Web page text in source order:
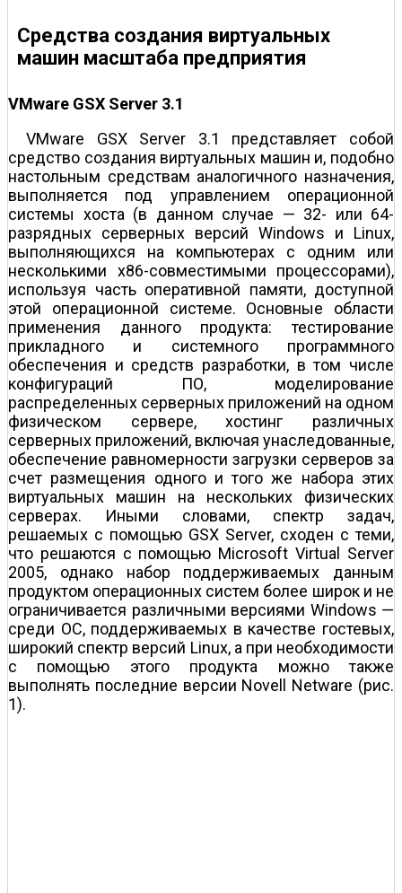
Средства создания виртуальных
машин масштаба предприятия
VMware GSX Server 3.1
VMware GSX Server 3.1 представляет собой
средство создания виртуальных машин и, подобно
настольным средствам аналогичного назначения,
выполняется под управлением операционной
системы хоста (в данном случае — 32- или 64-
разрядных серверных версий Windows и Linux,
выполняющихся на компьютерах с одним или
несколькими x86-совместимыми процессорами),
используя часть оперативной памяти, доступной
этой операционной системе. Основные области
применения данного продукта: тестирование
прикладного и системного программного
обеспечения и средств разработки, в том числе
конфигураций ПО, моделирование
распределенных серверных приложений на одном
физическом сервере, хостинг различных
серверных приложений, включая унаследованные,
обеспечение равномерности загрузки серверов за
счет размещения одного и того же набора этих
виртуальных машин на нескольких физических
серверах. Иными словами, спектр задач,
решаемых с помощью GSX Server, сходен с теми,
что решаются с помощью Microsoft Virtual Server
2005, однако набор поддерживаемых данным
продуктом операционных систем более широк и не
ограничивается различными версиями Windows —
среди ОС, поддерживаемых в качестве гостевых,
широкий спектр версий Linux, а при необходимости
с помощью этого продукта можно также
выполнять последние версии Novell Netware (рис.
1).